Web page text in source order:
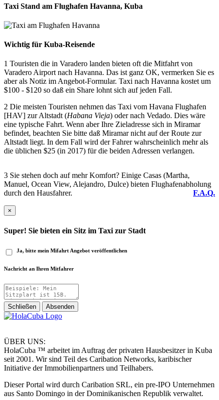
Taxi Stand am Flughafen Havanna, Kuba
Wichtig für Kuba-Reisende
1 Touristen die in Varadero landen bieten oft die Mitfahrt von
Varadero Airport nach Havanna. Das ist ganz OK, vermerken Sie es
aber als Notiz im Angebot-Formular. Taxi nach Havanna kostet um
$100 - $120 so daß ein Share lohnt sich auf jeden Fall.
2 Die meisten Touristen nehmen das Taxi vom Havana Flughafen
[HAV] zur Altstadt (Habana Vieja) oder nach Vedado. Dies wäre
eine typische Fahrt. Wenn aber Ihre Zieladresse sich in Miramar
befindet, beachten Sie bitte daß Miramar nicht auf der Route zur
Altstadt liegt. In dem Fall wird der Fahrer wahrscheinlich mehr als
die üblichen $25 (in 2017) für die beiden Adressen verlangen.
3 Sie stehen doch auf mehr Komfort? Einige Casas (Martha,
Manuel, Ocean View, Alejandro, Dulce) bieten Flughafenabholung
durch den Hausfahrer.
F.A.Q.
×
Super! Sie bieten ein Sitz im Taxi zur Stadt
Ja, bitte mein Mifahrt Angebot veröffentlichen
Nachricht an Ihren Mitfahrer
Schließen Absenden
ÜBER UNS:
HolaCuba ™ arbeitet im Auftrag der privaten Hausbesitzer in Kuba
seit 2001. Wir sind Teil des Caribation Networks, karibischer
Initiative der Immobilienpartners und Teilhabers.
Dieser Portal wird durch Caribation SRL, ein pre-IPO Unternehmen
aus Santo Domingo in der Dominikanischen Republik verwaltet.